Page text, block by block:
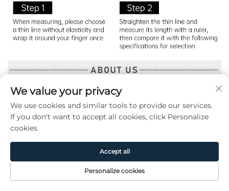
Page
Produit De CONTACT
We value your privacy
We use cookies and similar tools to provide our services.
If you don't want to accept all cookies, click Personalize
cookies.
Personalize cookies
Accept all